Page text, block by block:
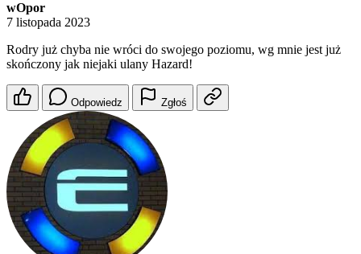
wOpor
7 listopada 2023
Rodry już chyba nie wróci do swojego poziomu, wg mnie jest już
skończony jak niejaki ulany Hazard!
Odpowiedz Zgłoś